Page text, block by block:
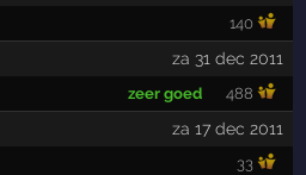
140
za 31 dec 2011
zeer goed 488
za 17 dec 2011
33